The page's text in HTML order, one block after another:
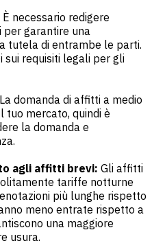
È necessario redigere
garantire una
tutela di entrambe le parti.
sui requisiti legali per gli
La domanda di affitti a medio
mercato, quindi è
la domanda e
agli affitti brevi: Gli affitti
tariffe notturne
più lunghe rispetto
meno entrate rispetto a
una maggiore
usura.